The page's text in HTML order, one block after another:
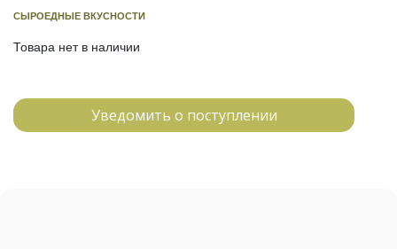
СЫРОЕДНЫЕ ВКУСНОСТИ
Товара нет в наличии
Уведомить о поступлении